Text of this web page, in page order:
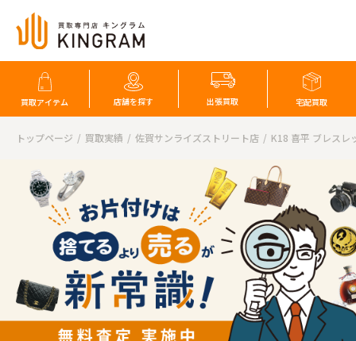
買取アイテム 店舗を探す 出張買取 宅配買取
トップページ 買取実績 佐賀サンライズストリート店 K18 喜平 ブレスレ